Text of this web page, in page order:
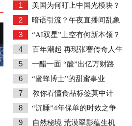
1 美国为何盯上中国光模块？
2 暗语引流？午夜直播间乱象
3 “AI双星”上空有何新本领？
4 百年潮起 再现张謇传奇人生
5 一醋一面 “酸”出亿万财路
6 “蜜蜂博士”的甜蜜事业
7 教你看懂食品标签莫中计
8 “沉睡”4年保单的时效之争
9 自然秘境 荒漠翠影蕴生机